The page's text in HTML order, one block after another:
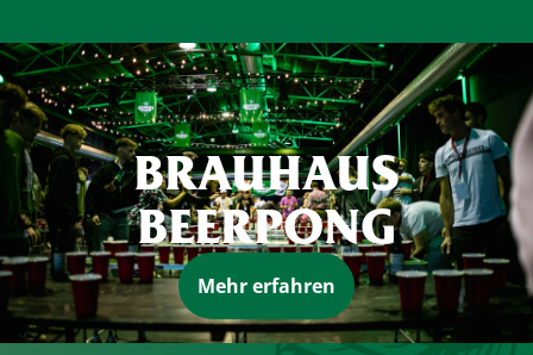
BRAUHAUS
BEERPONG
Mehr erfahren